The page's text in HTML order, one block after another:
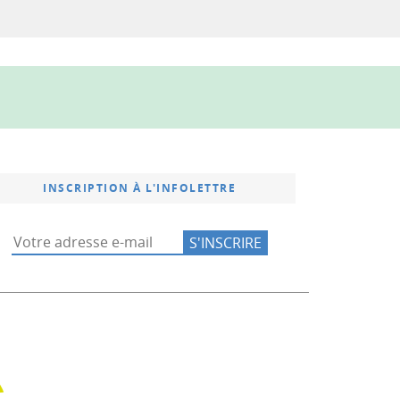
INSCRIPTION À L'INFOLETTRE
Volvestre
communes Bassin Auterivain